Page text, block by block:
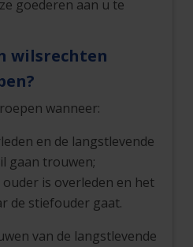
goederen aan u te
wilsrechten
wanneer:
en de langstlevende
gaan trouwen;
is overleden en het
de stiefouder gaat.
van de langstlevende